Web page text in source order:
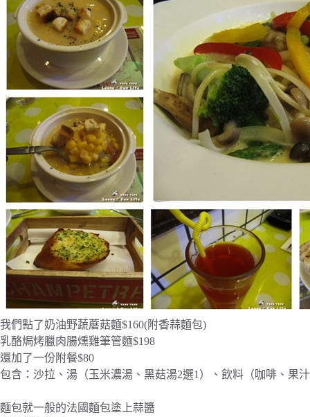
我們點了奶油野蔬蘑菇麵$160(附香蒜麵包)
乳酪焗烤臘肉腸燻雞筆管麵$198
還加了一份附餐$80
包含：沙拉、湯（玉米濃湯、黑菇湯2選1）、飲料（咖啡、果
麵包就一般的法國麵包塗上蒜醬